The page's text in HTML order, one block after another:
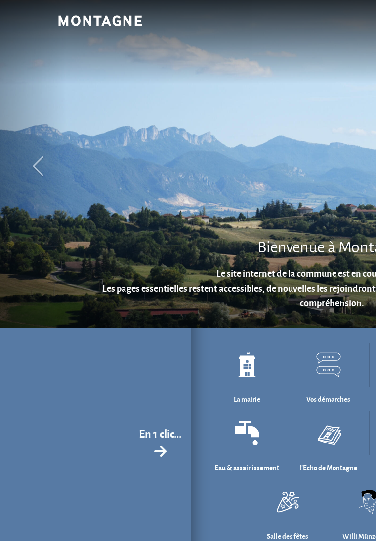
Aire de jeux au cœur du
En 1 clic...
La mairie Vos démarches
Eau & assainissement l'Echo de Montagne
Salle des fêtes Willi